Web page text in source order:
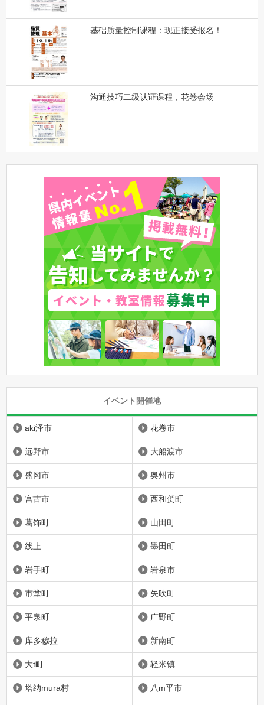
基础质量控制课程：现正接受报名！
沟通技巧二级认证课程，花卷会场
イベント開催地
aki泽市 花卷市
远野市 大船渡市
盛冈市 奥州市
宫古市 西和贺町
葛饰町 山田町
线上 墨田町
岩手町 岩泉市
市堂町 矢吹町
平泉町 广野町
库多穆拉 新南町
大t町 轻米镇
塔纳mura村 八m平市